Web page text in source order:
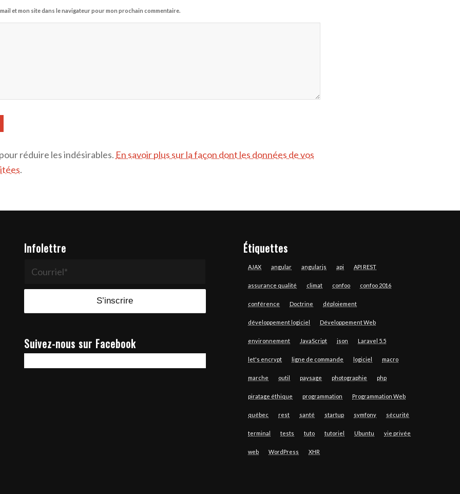
et mon site dans le navigateur pour mon prochain commentaire.
réduire les indésirables. En savoir plus sur la façon dont les données de vos
.
Infolettre
Suivez-nous sur Facebook
Étiquettes
AJAX angular angularjs api API REST
assurance qualité climat confoo confoo 2016
conférence Doctrine déploiement
développement logiciel Développement Web
environnement JavaScript json Laravel 5.5
let's encrypt ligne de commande logiciel macro
marche outil paysage photographie php
piratage éthique programmation Programmation Web
québec rest santé startup symfony sécurité
terminal tests tuto tutoriel Ubuntu vie privée
web WordPress XHR